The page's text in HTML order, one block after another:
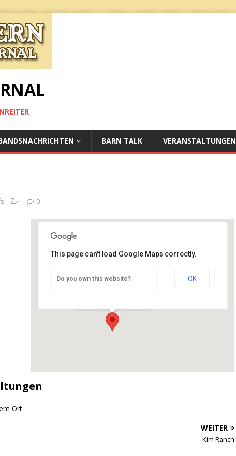
BARN TALK VERANSTALTUNGEN
0
Bohr Insel
This page can't load Google Maps correctly.
Do you own this website? OK
Ort
WEITER
Kim Ranch